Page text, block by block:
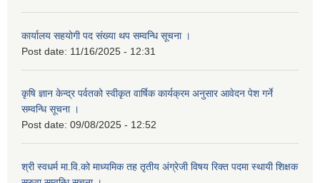
कार्यालय सहयोगी पद संख्या थप सम्वन्धि सूचना ।
Post date: 11/16/2025 - 12:31
कृषि ज्ञान केन्द्र पर्वतको स्वीकृत वार्षिक कार्यक्रम अनुसार आवेदन पेश गर्ने
सम्वन्धि सूचना ।
Post date: 09/08/2025 - 12:52
श्री स्वधर्म मा.वि.को माध्यमिक तह तृतीय अंग्रेजी विषय रिक्त पदमा स्थायी शिक्षक